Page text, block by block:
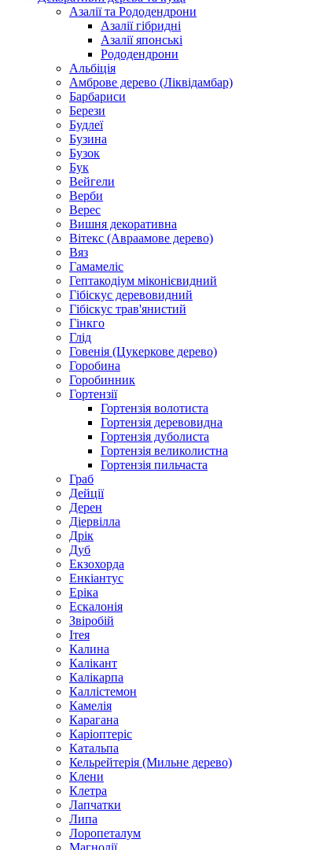
Азалії та Рододендрони
Азалії гібридні
Азалії японські
Рододендрони
Альбіція
Амброве дерево (Ліквідамбар)
Барбариси
Берези
Будлеї
Бузина
Бузок
Бук
Вейгели
Верби
Верес
Вишня декоративна
Вітекс (Авраамове дерево)
Вяз
Гамамеліс
Гептакодіум міконієвидний
Гібіскус деревовидний
Гібіскус трав'янистий
Гінкго
Глід
Говенія (Цукеркове дерево)
Горобина
Горобинник
Гортензії
Гортензія волотиста
Гортензія деревовидна
Гортензія дуболиста
Гортензія великолистна
Гортензія пильчаста
Граб
Дейції
Дерен
Діервілла
Дрік
Дуб
Екзохорда
Енкіантус
Еріка
Ескалонія
Звіробій
Ітея
Калина
Калікант
Калікарпа
Каллістемон
Камелія
Карагана
Каріоптеріс
Катальпа
Кельрейтерія (Мильне дерево)
Клени
Клетра
Лапчатки
Липа
Лоропеталум
Магнолії